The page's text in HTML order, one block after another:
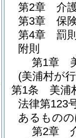
第2章
介
第3章
保
第4章
罰
附則
第1章
(美浦村が
第1条
美浦
法律第123
あるもの
第2章